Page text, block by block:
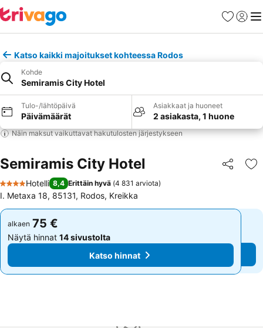
Suosikit
Katso kaikki majoitukset kohteessa Rodos
Kohde
Semiramis City Hotel
Tulo-/lähtöpäivä
Päivämäärät
Asiakkaat ja huoneet
2 asiakasta, 1 huone
Näin maksut vaikuttavat hakutulosten järjestykseen
Semiramis City Hotel Jaa
4 Tähtiluokitus
Hotelli 8,4 Erittäin hyvä (4 831 arviota)
I. Metaxa 18, 85131, Rodos, Kreikka
alkaen 75 €
Näytä hinnat 14 sivustolta
Katso hinnat
alkaen 75 €
Näytä hinnat 14 sivustolta
Katso hinnat